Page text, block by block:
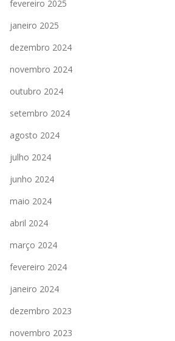
fevereiro 2025
janeiro 2025
dezembro 2024
novembro 2024
outubro 2024
setembro 2024
agosto 2024
julho 2024
junho 2024
maio 2024
abril 2024
março 2024
fevereiro 2024
janeiro 2024
dezembro 2023
novembro 2023